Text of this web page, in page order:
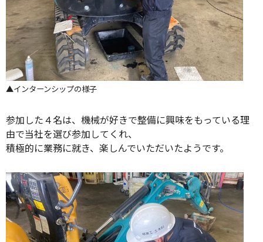
▲インターンシップの様子
参加した４名は、機械が好きで整備に興味をもっている理
由で当社を選び参加してくれ、
積極的に業務に就き、楽しんでいただいたようです。